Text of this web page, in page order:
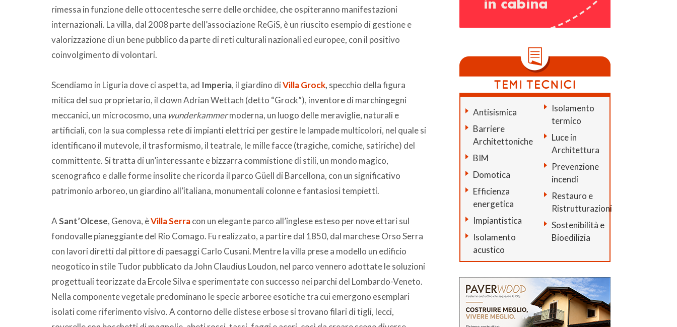
rimessa in funzione delle ottocentesche serre delle orchidee, che ospiteranno manifestazioni
internazionali. La villa, dal 2008 parte dell’associazione ReGiS, è un riuscito esempio di gestione e
valorizzazione di un bene pubblico da parte di reti culturali nazionali ed europee, con il positivo
coinvolgimento di volontari.
Scendiamo in Liguria dove ci aspetta, ad Imperia, il giardino diVilla Grock, specchio della figura
mitica del suo proprietario, il clown Adrian Wettach (detto “Grock”), inventore di marchingegni
meccanici, un microcosmo, una wunderkammermoderna, un luogo delle meraviglie, naturali e
artificiali, con la sua complessa rete di impianti elettrici per gestire le lampade multicolori, nel quale si
identificano il mutevole, il trasformismo, il teatrale, le mille facce (tragiche, comiche, satiriche) del
committente. Si tratta di un’interessante e bizzarra commistione di stili, un mondo magico,
scenografico e dalle forme insolite che ricorda il parco Güell di Barcellona, con un significativo
patrimonio arboreo, un giardino all’italiana, monumentali colonne e fantasiosi tempietti.
ASant’Olcese, Genova, èVilla Serracon un elegante parco all’inglese esteso per nove ettari sul
fondovalle pianeggiante del Rio Comago. Fu realizzato, a partire dal 1850, dal marchese Orso Serra
con lavori diretti dal pittore di paesaggi Carlo Cusani. Mentre la villa prese a modello un edificio
neogotico in stile Tudor pubblicato da John Claudius Loudon, nel parco vennero adottate le soluzioni
progettuali teorizzate da Ercole Silva e sperimentate con successo nei parchi del Lombardo-Veneto.
Nella componente vegetale predominano le specie arboree esotiche tra cui emergono esemplari
isolati come riferimento visivo. A contorno delle distese erbose si trovano filari di tigli, lecci,
Antisismica
Barriere
Architettoniche
BIM
Domotica
Efficienza
energetica
Impiantistica
Isolamento
acustico
Isolamento
termico
Luce in
Architettura
Prevenzione
incendi
Restauro e
Ristrutturazioni
Sostenibilità e
Bioedilizia